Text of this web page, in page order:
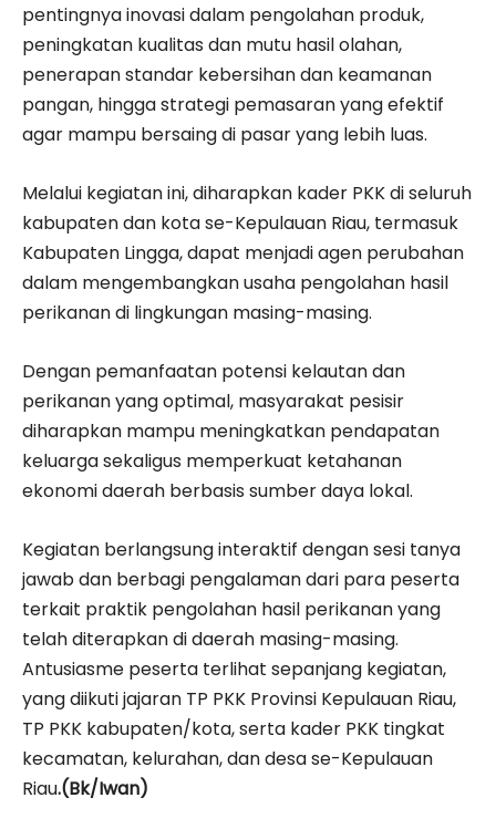
pentingnya inovasi dalam pengolahan produk,
peningkatan kualitas dan mutu hasil olahan,
penerapan standar kebersihan dan keamanan
pangan, hingga strategi pemasaran yang efektif
agar mampu bersaing di pasar yang lebih luas.
Melalui kegiatan ini, diharapkan kader PKK di seluruh
kabupaten dan kota se-Kepulauan Riau, termasuk
Kabupaten Lingga, dapat menjadi agen perubahan
dalam mengembangkan usaha pengolahan hasil
perikanan di lingkungan masing-masing.
Dengan pemanfaatan potensi kelautan dan
perikanan yang optimal, masyarakat pesisir
diharapkan mampu meningkatkan pendapatan
keluarga sekaligus memperkuat ketahanan
ekonomi daerah berbasis sumber daya lokal.
Kegiatan berlangsung interaktif dengan sesi tanya
jawab dan berbagi pengalaman dari para peserta
terkait praktik pengolahan hasil perikanan yang
telah diterapkan di daerah masing-masing.
Antusiasme peserta terlihat sepanjang kegiatan,
yang diikuti jajaran TP PKK Provinsi Kepulauan Riau,
TP PKK kabupaten/kota, serta kader PKK tingkat
kecamatan, kelurahan, dan desa se-Kepulauan
Riau.(Bk/Iwan)